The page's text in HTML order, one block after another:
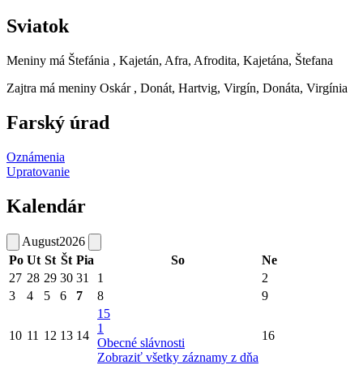
Sviatok
Meniny má Štefánia , Kajetán, Afra, Afrodita, Kajetána, Štefana
Zajtra má meniny Oskár , Donát, Hartvig, Virgín, Donáta, Virgínia
Farský úrad
Oznámenia
Upratovanie
Kalendár
August2026
Po Ut St Št Pia So
Ne
27 28 29 30 31 1
2
3
4 5 6 7 8 9
10 11 12 13 14
15
1
Obecné slávnosti
Zobraziť všetky záznamy z dňa
16